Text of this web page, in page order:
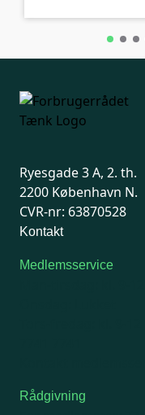
Ryesgade 3 A, 2. th.
2200 København N.
CVR-nr: 63870528
Kontakt
Medlemsservice
Rådgivning